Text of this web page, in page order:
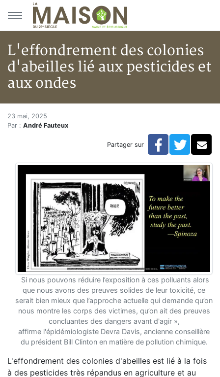
Aller au menu principal
Aller au contenu principal
L'effondrement des colonies
d'abeilles lié aux pesticides et
aux ondes
Accueil
Articles
L'effondrement des colonies d'abeilles lié aux
L'effondrement des colonies
23 mai, 2025
Par : André Fauteux
Partager sur Facebook
Si nous pouvons réduire l’exposition à ces polluants alors
que nous avons des preuves solides de leur toxicité, ce
serait bien mieux que l’approche actuelle qui demande qu’on
nous montre les corps des victimes, qu’on ait des preuves
concluantes des dangers avant d'agir »,
affirme l'épidémiologiste Devra Davis, ancienne conseillère
du président Bill Clinton en matière de pollution chimique.
L'effondrement des colonies d'abeilles est lié à la fois
à des pesticides très répandus en agriculture et au